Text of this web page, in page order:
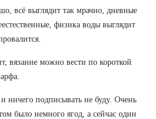
всё выглядит так мрачно, дневные
физика воды выглядит
вязание можно вести по короткой
и ничего подписывать не буду. Очень
было немного ягод, а сейчас один